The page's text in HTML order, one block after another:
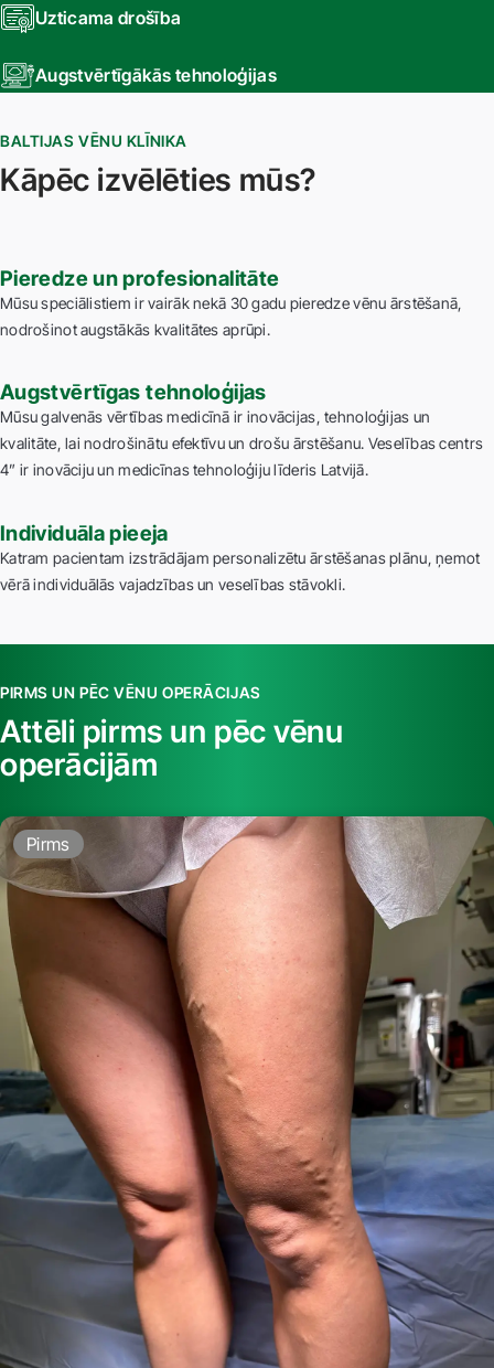
Uzticama drošība
Augstvērtīgākās tehnoloģijas
BALTIJAS VĒNU KLĪNIKA
Kāpēc izvēlēties mūs?
Pieredze un profesionalitāte
Mūsu speciālistiem ir vairāk nekā 30 gadu pieredze vēnu ārstēšanā,
nodrošinot augstākās kvalitātes aprūpi.
Augstvērtīgas tehnoloģijas
Mūsu galvenās vērtības medicīnā ir inovācijas, tehnoloģijas un
kvalitāte, lai nodrošinātu efektīvu un drošu ārstēšanu. Veselības centrs
4” ir inovāciju un medicīnas tehnoloģiju līderis Latvijā.
Individuāla pieeja
Katram pacientam izstrādājam personalizētu ārstēšanas plānu, ņemot
vērā individuālās vajadzības un veselības stāvokli.
PIRMS UN PĒC VĒNU OPERĀCIJAS
Attēli pirms un pēc vēnu
operācijām
Pirms